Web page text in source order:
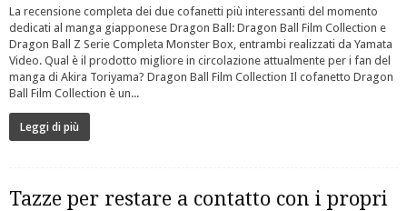
La recensione completa dei due cofanetti più interessanti del momento
dedicati al manga giapponese Dragon Ball: Dragon Ball Film Collection e
Dragon Ball Z Serie Completa Monster Box, entrambi realizzati da Yamata
Video. Qual è il prodotto migliore in circolazione attualmente per i fan del
manga di Akira Toriyama? Dragon Ball Film Collection Il cofanetto Dragon
Ball Film Collection è un...
Leggi di più
Tazze per restare a contatto con i propri